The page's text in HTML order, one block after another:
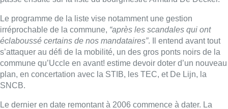
densification maîtrisée, tout comme doit l’être, selon elle, la
poussée démographique. Elle prône aussi l’élaboration d’un
plan directeur commercial.
Ch.D. avec Belga
■ Reportage de